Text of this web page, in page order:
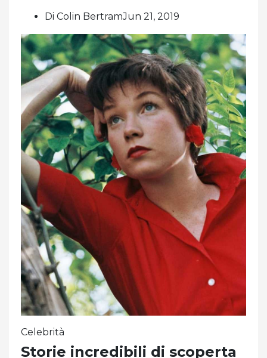
Di Colin BertramJun 21, 2019
Celebrità
Storie incredibili di scoperta